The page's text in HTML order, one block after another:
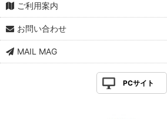
ご利用案内
お問い合わせ
MAIL MAG
PCサイト